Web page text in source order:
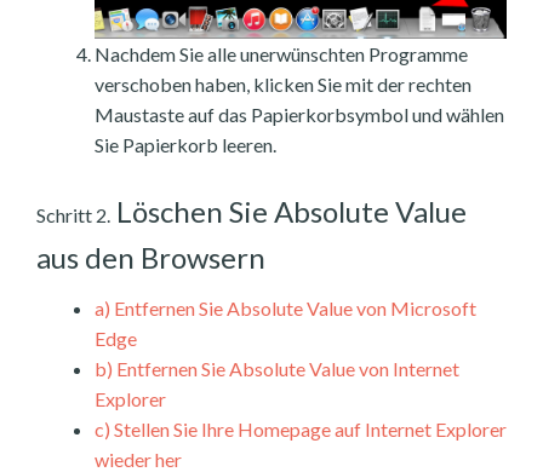
Nachdem Sie alle unerwünschten Programme
verschoben haben, klicken Sie mit der rechten
Maustaste auf das Papierkorbsymbol und wählen
Sie Papierkorb leeren.
Schritt 2. Löschen Sie Absolute Value
aus den Browsern
a) Entfernen Sie Absolute Value von Microsoft
Edge
b) Entfernen Sie Absolute Value von Internet
Explorer
c) Stellen Sie Ihre Homepage auf Internet Explorer
wieder her